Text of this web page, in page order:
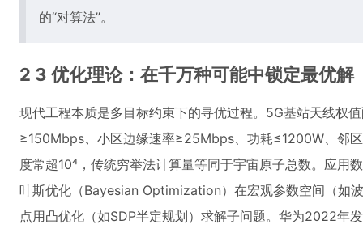
的“对算法”。
2 3 优化理论：在千万种可能中锁定最优解
现代工程本质是多目标约束下的寻优过程。5G基站天线权
≥150Mbps、小区边缘速率≥25Mbps、功耗≤1200W、邻
度常超10⁴，传统穷举法计算量等同于宇宙原子总数。应用
叶斯优化（Bayesian Optimization）在宏观参数空间（如
点用凸优化（如SDP半定规划）求解子问题。华为2022年